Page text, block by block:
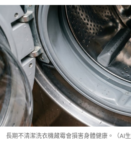
長期不清潔洗衣機藏霉會損害身體健康。（AI生